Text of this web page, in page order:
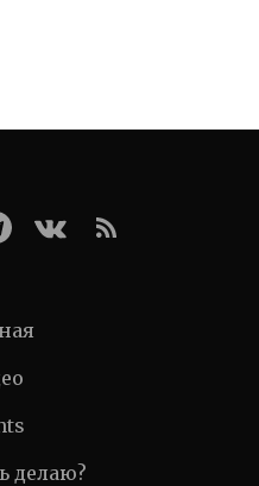
делаю?